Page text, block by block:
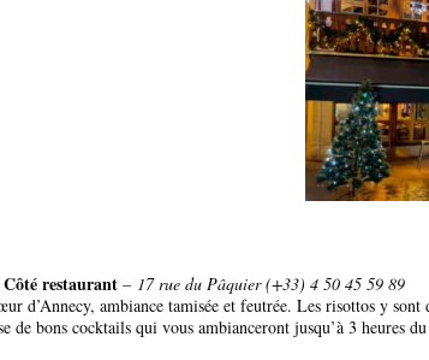
restaurant – 17 rue du Pâquier (+33) 4 50 45 59 89
d’Annecy, ambiance tamisée et feutrée. Les risottos y
de bons cocktails qui vous ambianceront jusqu’à 3 heures